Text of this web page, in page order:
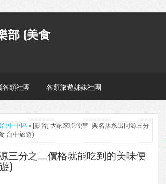
部 (美食
類社團 各類旅遊姊妹社團
台中中區 » [影音] 大家來吃便當 -與名店系出同源三分
台中旅遊)
三分之二價格就能吃到的美味便
)